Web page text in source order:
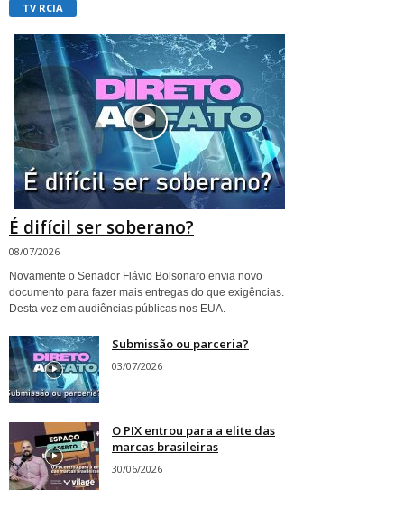
TV RCIA
É difícil ser soberano?
08/07/2026
Novamente o Senador Flávio Bolsonaro envia novo
documento para fazer mais entregas do que exigências.
Desta vez em audiências públicas nos EUA.
Submissão ou parceria?
03/07/2026
O PIX entrou para a elite das
marcas brasileiras
30/06/2026